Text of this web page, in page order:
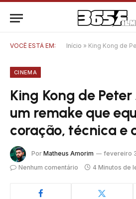
VOCÊ ESTÁ EM: Início » King Kong de Peter Jackson:
CINEMA
King Kong de Peter
um remake que
coração, técnica e
Por Matheus Amorim
fevereiro
Nenhum comentário
4 Minutos de